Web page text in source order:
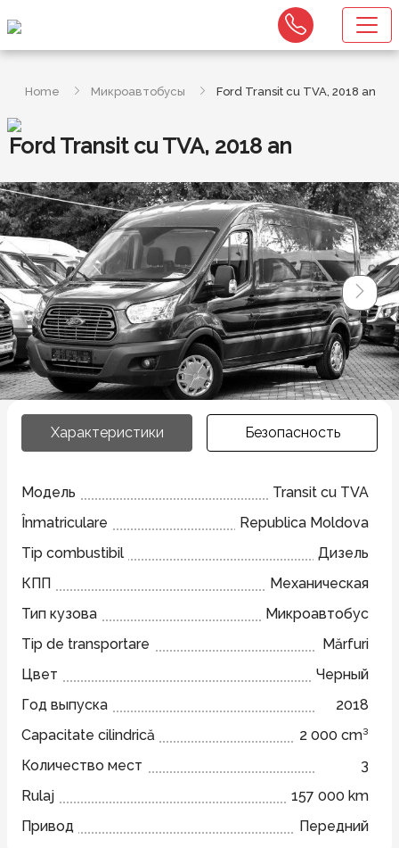
Home Микроавтобусы Ford Transit cu TVA, 2018 an
Ford Transit cu TVA, 2018 an
Характеристики Безопасность
Модель
Transit cu TVA
Înmatriculare
Republica Moldova
Tip combustibil
Дизель
КПП
Механическая
Тип кузова
Микроавтобус
Tip de transportare
Mărfuri
Цвет
Черный
Год выпуска
2018
Capacitate cilindrică
2 000 cm³
Количество мест
3
Rulaj
157 000 km
Привод
Передний